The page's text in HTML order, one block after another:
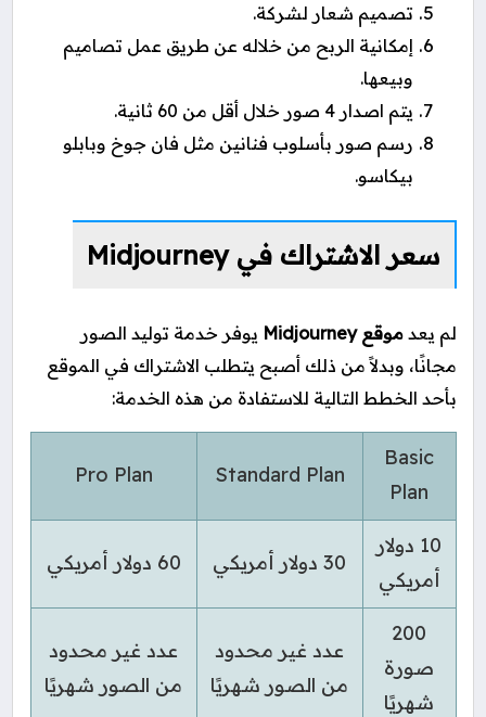
تصميم شعار لشركة.
إمكانية الربح من خلاله عن طريق عمل تصاميم
وبيعها.
يتم اصدار 4 صور خلال أقل من 60 ثانية.
رسم صور بأسلوب فنانين مثل فان جوخ وبابلو
بيكاسو.
سعر الاشتراك في Midjourney
لم يعدموقع Midjourney
يوفر خدمة توليد الصور
مجانًا، وبدلاً من ذلك أصبح يتطلب الاشتراك في الموقع
بأحد الخطط التالية للاستفادة من هذه الخدمة:
Basic
Plan
Standard Plan
Pro Plan
10 دولار
أمريكي
30 دولار أمريكي 60 دولار أمريكي
200
صورة
شهريًا
عدد غير محدود
من الصور شهريًا
عدد غير محدود
من الصور شهريًا